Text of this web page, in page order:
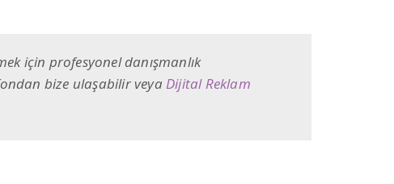
için profesyonel danışmanlık
bize ulaşabilir veya Dijital Reklam